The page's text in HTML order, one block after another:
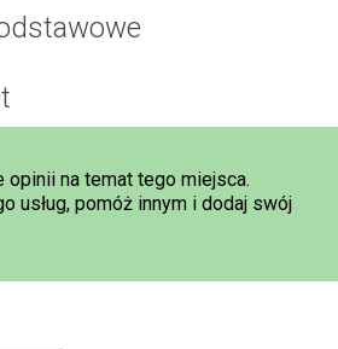
opinii na temat tego miejsca.
usług, pomóż innym i dodaj swój